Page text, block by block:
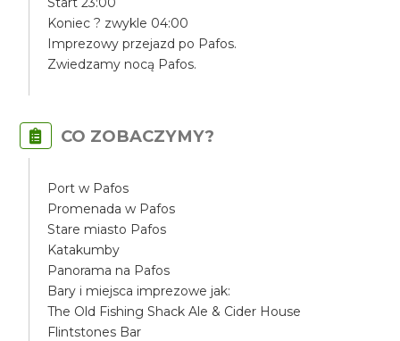
Koniec ? zwykle 04:00
Imprezowy przejazd po Pafos.
Zwiedzamy nocą Pafos.
CO ZOBACZYMY?
Port w Pafos
Promenada w Pafos
Stare miasto Pafos
Katakumby
Panorama na Pafos
Bary i miejsca imprezowe jak:
The Old Fishing Shack Ale & Cider House
Flintstones Bar